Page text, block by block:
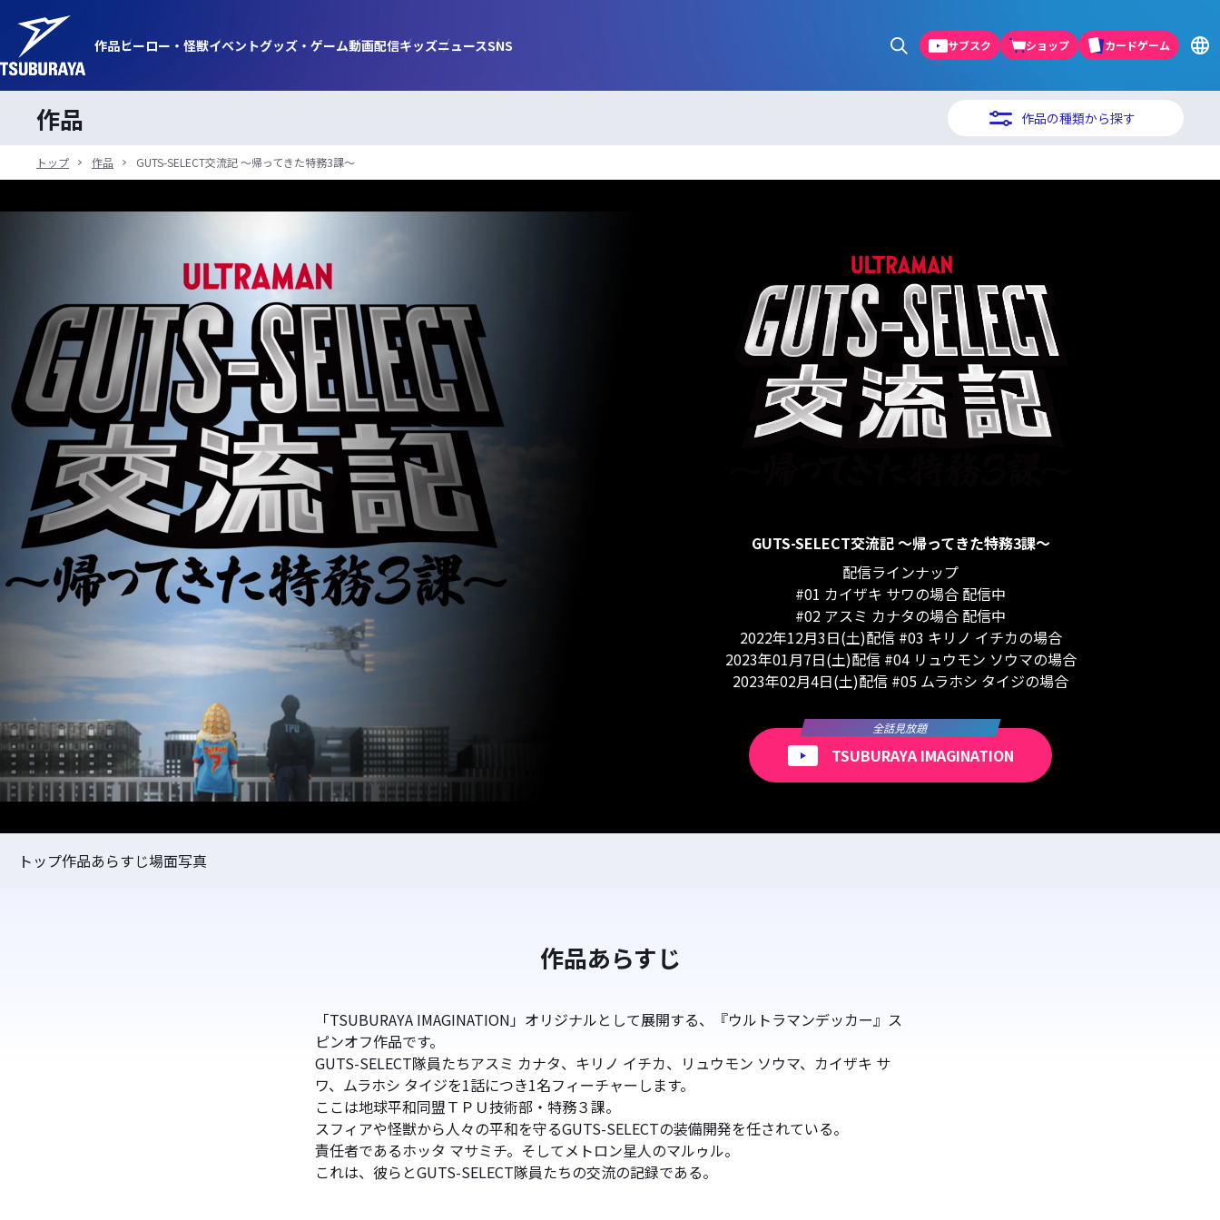
作品ヒーロー・ 怪獣イベントグッズ・ ゲーム動画配信キッズニュースSNS サブスク ショップ カードゲーム
作品 作品の種類から探す
トップ 作品 GUTS-SELECT交流記 〜帰ってきた特務3課〜
GUTS-SELECT交流記 〜帰ってきた特務3課〜
配信ラインナップ
#01 カイザキ サワの場合 配信中
#02 アスミ カナタの場合 配信中
2022年12月3日(土)配信 #03 キリノ イチカの場合
2023年01月7日(土)配信 #04 リュウモン ソウマの場合
2023年02月4日(土)配信 #05 ムラホシ タイジの場合
全話見放題
TSUBURAYA IMAGINATION
トップ作品あらすじ場面写真
作品あらすじ
「TSUBURAYA IMAGINATION」オリジナルとして展開する、『ウルトラマンデッカー』ス
ピンオフ作品です。
GUTS-SELECT隊員たちアスミ カナタ、キリノ イチカ、リュウモン ソウマ、カイザキ サ
ワ、ムラホシ タイジを1話につき1名フィーチャーします。
ここは地球平和同盟ＴＰＵ技術部・特務３課。
スフィアや怪獣から人々の平和を守るGUTS-SELECTの装備開発を任されている。
責任者であるホッタ マサミチ。そしてメトロン星人のマルゥル。
これは、彼らとGUTS-SELECT隊員たちの交流の記録である。